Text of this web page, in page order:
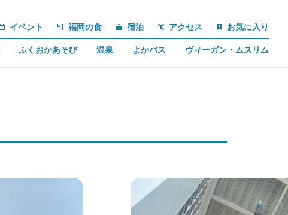
イベント 福岡の食 宿泊 アクセス お気に入り
ふくおかあそび 温泉 よかバス ヴィーガン・ムスリム